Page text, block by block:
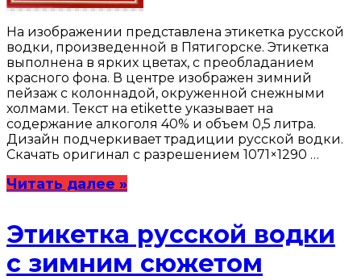
На изображении представлена этикетка русской
водки, произведенной в Пятигорске. Этикетка
выполнена в ярких цветах, с преобладанием
красного фона. В центре изображен зимний
пейзаж с колоннадой, окруженной снежными
холмами. Текст на etikette указывает на
содержание алкоголя 40% и объем 0,5 литра.
Дизайн подчеркивает традиции русской водки.
Скачать оригинал с разрешением 1071×1290 …
Читать далее »
Этикетка русской водки
с зимним сюжетом